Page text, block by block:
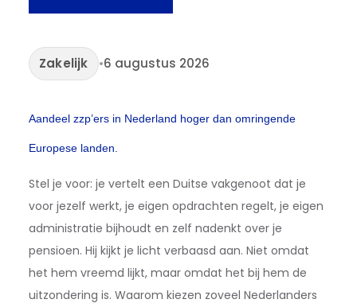
Zakelijk •6 augustus 2026
Aandeel zzp’ers in Nederland hoger dan omringende
Europese landen.
Stel je voor: je vertelt een Duitse vakgenoot dat je
voor jezelf werkt, je eigen opdrachten regelt, je eigen
administratie bijhoudt en zelf nadenkt over je
pensioen. Hij kijkt je licht verbaasd aan. Niet omdat
het hem vreemd lijkt, maar omdat het bij hem de
uitzondering is. Waarom kiezen zoveel Nederlanders